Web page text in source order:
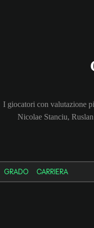
I giocatori con valutazione
Nicolae Stanciu,
GRADO CARRIERA